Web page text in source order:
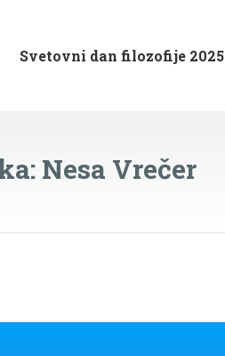
Svetovni dan filozofije 2025
Nesa Vrečer